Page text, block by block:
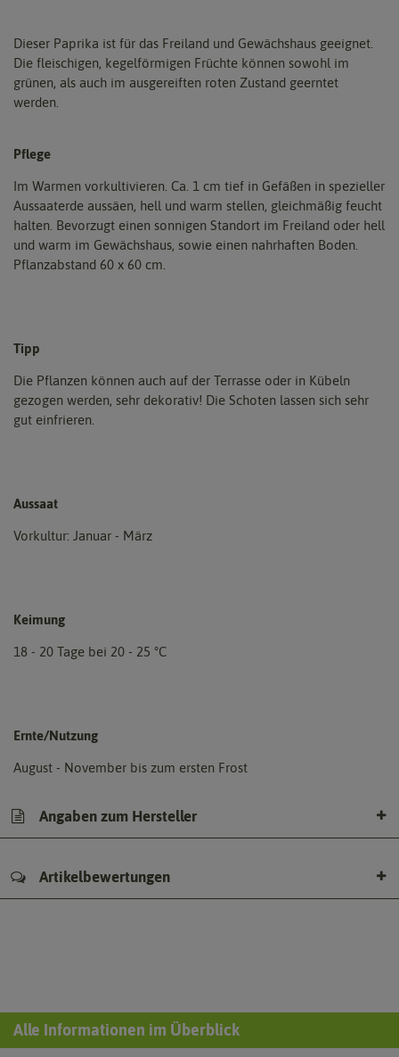
Dieser Paprika ist für das Freiland und Gewächshaus geeignet.
Die fleischigen, kegelförmigen Früchte können sowohl im
grünen, als auch im ausgereiften roten Zustand geerntet
werden.
Pflege
Im Warmen vorkultivieren. Ca. 1 cm tief in Gefäßen in spezieller
Aussaaterde aussäen, hell und warm stellen, gleichmäßig feucht
halten. Bevorzugt einen sonnigen Standort im Freiland oder hell
und warm im Gewächshaus, sowie einen nahrhaften Boden.
Pflanzabstand 60 x 60 cm.
Tipp
Die Pflanzen können auch auf der Terrasse oder in Kübeln
gezogen werden, sehr dekorativ! Die Schoten lassen sich sehr
gut einfrieren.
Aussaat
Vorkultur: Januar - März
Keimung
18 - 20 Tage bei 20 - 25 °C
Ernte/Nutzung
August - November bis zum ersten Frost
Angaben zum Hersteller
Artikelbewertungen
Alle Informationen im Überblick